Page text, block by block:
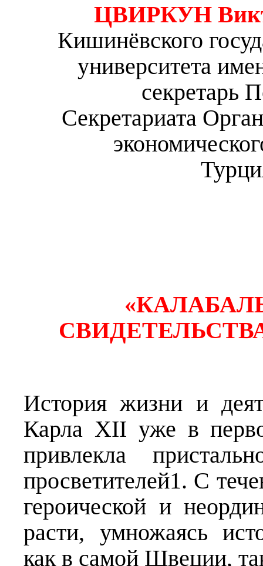
ЦВИРКУН
Кишинёвского
университета
секретарь
Секретариата
История жизни и
Карла XII уже в
привлекла
просветителей1. С
героической и
расти, умножаясь
как в самой Швеции,